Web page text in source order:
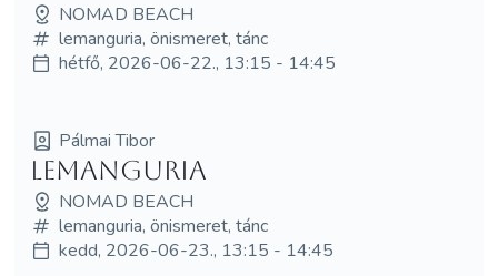
NOMAD BEACH
lemanguria, önismeret, tánc
hétfő, 2026-06-22., 13:15 - 14:45
Pálmai Tibor
LEMangURIA
NOMAD BEACH
lemanguria, önismeret, tánc
kedd, 2026-06-23., 13:15 - 14:45